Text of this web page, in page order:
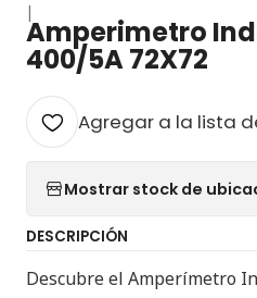
|
Amperimetro
400/5A 72X72
Agregar a la lista
Mostrar stock de
DESCRIPCIÓN
Descubre el Amperímetro